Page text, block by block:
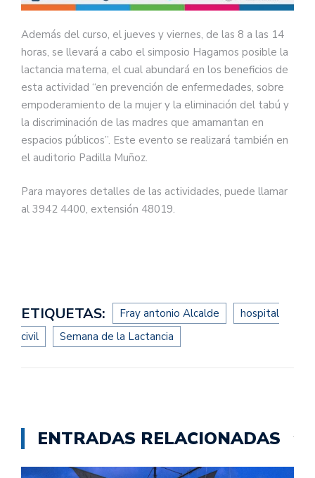
Además del curso, el jueves y viernes, de las 8 a las 14
horas, se llevará a cabo el simposio Hagamos posible la
lactancia materna, el cual abundará en los beneficios de
esta actividad “en prevención de enfermedades, sobre
empoderamiento de la mujer y la eliminación del tabú y
la discriminación de las madres que amamantan en
espacios públicos”. Este evento se realizará también en
el auditorio Padilla Muñoz.
Para mayores detalles de las actividades, puede llamar
al 3942 4400, extensión 48019.
ETIQUETAS: Fray antonio Alcalde
hospital
civil
Semana de la Lactancia
ENTRADAS RELACIONADAS